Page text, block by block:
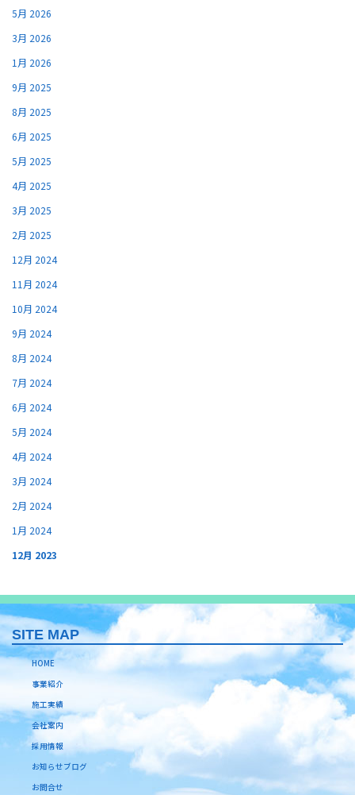
5月 2026
3月 2026
1月 2026
9月 2025
8月 2025
6月 2025
5月 2025
4月 2025
3月 2025
2月 2025
12月 2024
11月 2024
10月 2024
9月 2024
8月 2024
7月 2024
6月 2024
5月 2024
4月 2024
3月 2024
2月 2024
1月 2024
12月 2023
SITE MAP
HOME
事業紹介
施工実績
会社案内
採用情報
お知らせブログ
お問合せ